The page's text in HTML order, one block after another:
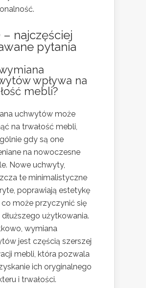
– najczęściej
pytania
wpływa na
mebli?
uchwytów może
na trwałość mebli,
gdy są one
na nowoczesne
Nowe uchwyty,
te minimalistyczne
poprawiają estetykę
co może przyczynić się
użytkowania.
wymiana
jest częścią szerszej
mebli, która pozwala
ich oryginalnego
i trwałości.